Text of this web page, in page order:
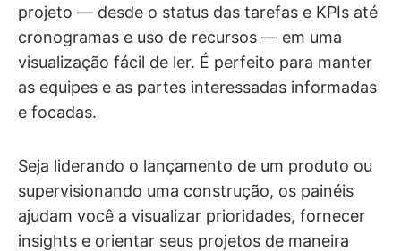
projeto — desde o status das tarefas e KPIs até
cronogramas e uso de recursos — em uma
visualização fácil de ler. É perfeito para manter
as equipes e as partes interessadas informadas
e focadas.
Seja liderando o lançamento de um produto ou
supervisionando uma construção, os painéis
ajudam você a visualizar prioridades, fornecer
insights e orientar seus projetos de maneira